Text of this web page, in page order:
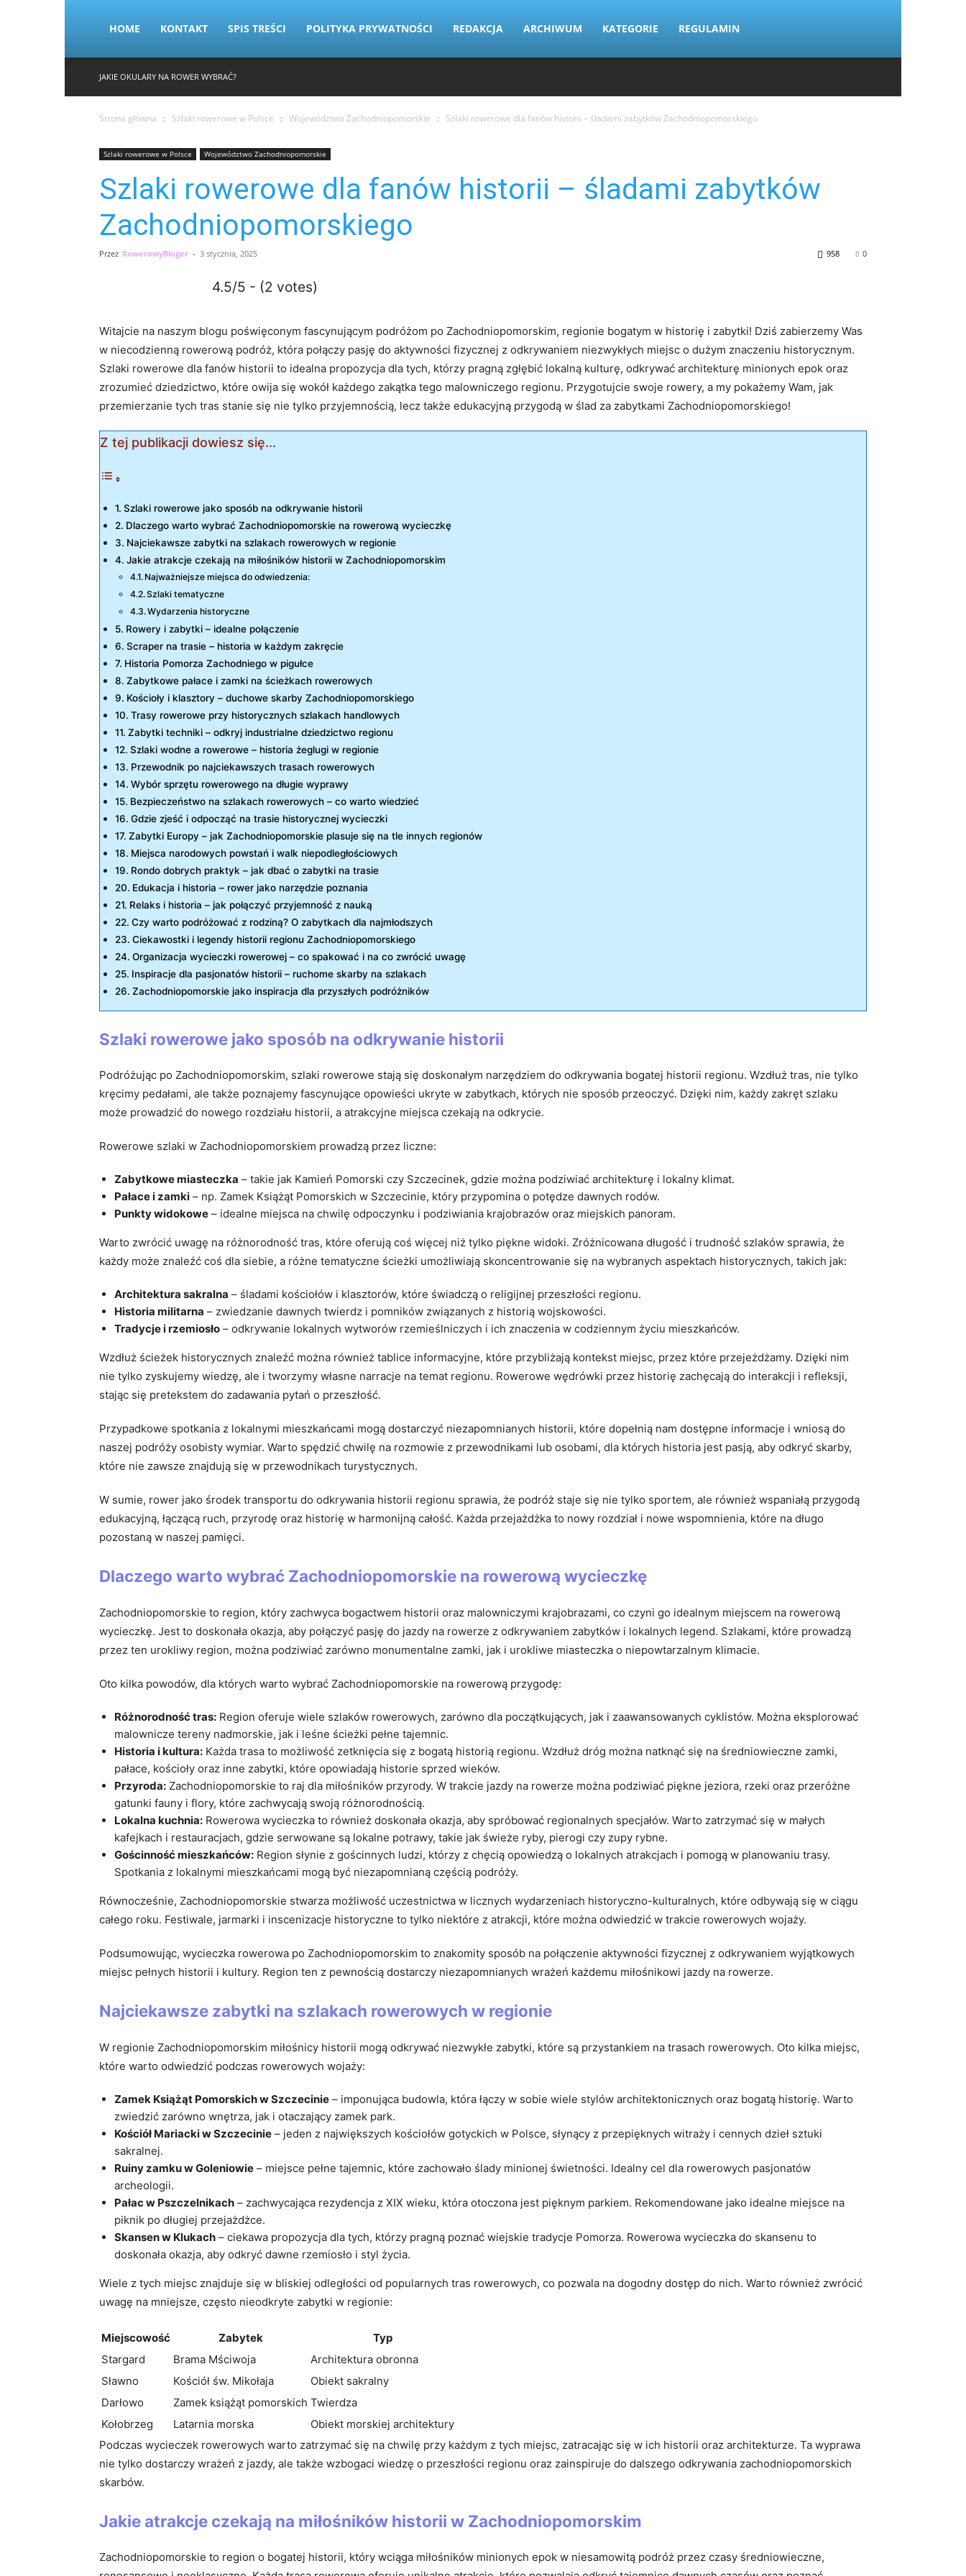
HOME KONTAKT SPIS TREŚCI POLITYKA PRYWATNOŚCI REDAKCJA ARCHIWUM KATEGORIE REGULAMIN
JAKIE OKULARY NA ROWER WYBRAĆ?
Strona główna Szlaki rowerowe w Polsce Województwo Zachodniopomorskie Szlaki rowerowe dla fanów historii – śladami zabytków Zachodniopomorskiego
Szlaki rowerowe w Polsce Województwo Zachodniopomorskie
Szlaki rowerowe dla fanów historii – śladami zabytków
Zachodniopomorskiego
Przez RowerowyBloger - 3 stycznia, 2025 0
958
4.5/5 - (2 votes)
Witajcie na naszym blogu poświęconym fascynującym podróżom po Zachodniopomorskim, regionie bogatym w historię i zabytki! Dziś zabierzemy Was
w niecodzienną rowerową podróż, która połączy pasję do aktywności fizycznej z odkrywaniem niezwykłych miejsc o dużym znaczeniu historycznym.
Szlaki rowerowe dla fanów historii to idealna propozycja dla tych, którzy pragną zgłębić lokalną kulturę, odkrywać architekturę minionych epok oraz
zrozumieć dziedzictwo, które owija się wokół każdego zakątka tego malowniczego regionu. Przygotujcie swoje rowery, a my pokażemy Wam, jak
przemierzanie tych tras stanie się nie tylko przyjemnością, lecz także edukacyjną przygodą w ślad za zabytkami Zachodniopomorskiego!
Z tej publikacji dowiesz się...
Szlaki rowerowe jako sposób na odkrywanie historii
Dlaczego warto wybrać Zachodniopomorskie na rowerową wycieczkę
Najciekawsze zabytki na szlakach rowerowych w regionie
Jakie atrakcje czekają na miłośników historii w Zachodniopomorskim
Najważniejsze miejsca do odwiedzenia:
Szlaki tematyczne
Wydarzenia historyczne
Rowery i zabytki – idealne połączenie
Scraper na trasie – historia w każdym zakręcie
Historia Pomorza Zachodniego w pigułce
Zabytkowe pałace i zamki na ścieżkach rowerowych
Kościoły i klasztory – duchowe skarby Zachodniopomorskiego
Trasy rowerowe przy historycznych szlakach handlowych
Zabytki techniki – odkryj industrialne dziedzictwo regionu
Szlaki wodne a rowerowe – historia żeglugi w regionie
Przewodnik po najciekawszych trasach rowerowych
Wybór sprzętu rowerowego na długie wyprawy
Bezpieczeństwo na szlakach rowerowych – co warto wiedzieć
Gdzie zjeść i odpocząć na trasie historycznej wycieczki
Zabytki Europy – jak Zachodniopomorskie plasuje się na tle innych regionów
Miejsca narodowych powstań i walk niepodległościowych
Rondo dobrych praktyk – jak dbać o zabytki na trasie
Edukacja i historia – rower jako narzędzie poznania
Relaks i historia – jak połączyć przyjemność z nauką
Czy warto podróżować z rodziną? O zabytkach dla najmłodszych
Ciekawostki i legendy historii regionu Zachodniopomorskiego
Organizacja wycieczki rowerowej – co spakować i na co zwrócić uwagę
Inspiracje dla pasjonatów historii – ruchome skarby na szlakach
Zachodniopomorskie jako inspiracja dla przyszłych podróżników
Szlaki rowerowe jako sposób na odkrywanie historii
Podróżując po Zachodniopomorskim, szlaki rowerowe stają się doskonałym narzędziem do odkrywania bogatej historii regionu. Wzdłuż tras, nie tylko
kręcimy pedałami, ale także poznajemy fascynujące opowieści ukryte w zabytkach, których nie sposób przeoczyć. Dzięki nim, każdy zakręt szlaku
może prowadzić do nowego rozdziału historii, a atrakcyjne miejsca czekają na odkrycie.
Rowerowe szlaki w Zachodniopomorskiem prowadzą przez liczne:
Zabytkowe miasteczka – takie jak Kamień Pomorski czy Szczecinek, gdzie można podziwiać architekturę i lokalny klimat.
Pałace i zamki – np. Zamek Książąt Pomorskich w Szczecinie, który przypomina o potędze dawnych rodów.
Punkty widokowe – idealne miejsca na chwilę odpoczynku i podziwiania krajobrazów oraz miejskich panoram.
Warto zwrócić uwagę na różnorodność tras, które oferują coś więcej niż tylko piękne widoki. Zróżnicowana długość i trudność szlaków sprawia, że
każdy może znaleźć coś dla siebie, a różne tematyczne ścieżki umożliwiają skoncentrowanie się na wybranych aspektach historycznych, takich jak:
Architektura sakralna – śladami kościołów i klasztorów, które świadczą o religijnej przeszłości regionu.
Historia militarna – zwiedzanie dawnych twierdz i pomników związanych z historią wojskowości.
Tradycje i rzemiosło – odkrywanie lokalnych wytworów rzemieślniczych i ich znaczenia w codziennym życiu mieszkańców.
Wzdłuż ścieżek historycznych znaleźć można również tablice informacyjne, które przybliżają kontekst miejsc, przez które przejeżdżamy. Dzięki nim
nie tylko zyskujemy wiedzę, ale i tworzymy własne narracje na temat regionu. Rowerowe wędrówki przez historię zachęcają do interakcji i refleksji,
stając się pretekstem do zadawania pytań o przeszłość.
Przypadkowe spotkania z lokalnymi mieszkańcami mogą dostarczyć niezapomnianych historii, które dopełnią nam dostępne informacje i wniosą do
naszej podróży osobisty wymiar. Warto spędzić chwilę na rozmowie z przewodnikami lub osobami, dla których historia jest pasją, aby odkryć skarby,
które nie zawsze znajdują się w przewodnikach turystycznych.
W sumie, rower jako środek transportu do odkrywania historii regionu sprawia, że podróż staje się nie tylko sportem, ale również wspaniałą przygodą
edukacyjną, łączącą ruch, przyrodę oraz historię w harmonijną całość. Każda przejażdżka to nowy rozdział i nowe wspomnienia, które na długo
pozostaną w naszej pamięci.
Dlaczego warto wybrać Zachodniopomorskie na rowerową wycieczkę
Zachodniopomorskie to region, który zachwyca bogactwem historii oraz malowniczymi krajobrazami, co czyni go idealnym miejscem na rowerową
wycieczkę. Jest to doskonała okazja, aby połączyć pasję do jazdy na rowerze z odkrywaniem zabytków i lokalnych legend. Szlakami, które prowadzą
przez ten urokliwy region, można podziwiać zarówno monumentalne zamki, jak i urokliwe miasteczka o niepowtarzalnym klimacie.
Oto kilka powodów, dla których warto wybrać Zachodniopomorskie na rowerową przygodę:
Różnorodność tras: Region oferuje wiele szlaków rowerowych, zarówno dla początkujących, jak i zaawansowanych cyklistów. Można eksplorować
malownicze tereny nadmorskie, jak i leśne ścieżki pełne tajemnic.
Historia i kultura: Każda trasa to możliwość zetknięcia się z bogatą historią regionu. Wzdłuż dróg można natknąć się na średniowieczne zamki,
pałace, kościoły oraz inne zabytki, które opowiadają historie sprzed wieków.
Przyroda: Zachodniopomorskie to raj dla miłośników przyrody. W trakcie jazdy na rowerze można podziwiać piękne jeziora, rzeki oraz przeróżne
gatunki fauny i flory, które zachwycają swoją różnorodnością.
Lokalna kuchnia: Rowerowa wycieczka to również doskonała okazja, aby spróbować regionalnych specjałów. Warto zatrzymać się w małych
kafejkach i restauracjach, gdzie serwowane są lokalne potrawy, takie jak świeże ryby, pierogi czy zupy rybne.
Gościnność mieszkańców: Region słynie z gościnnych ludzi, którzy z chęcią opowiedzą o lokalnych atrakcjach i pomogą w planowaniu trasy.
Spotkania z lokalnymi mieszkańcami mogą być niezapomnianą częścią podróży.
Równocześnie, Zachodniopomorskie stwarza możliwość uczestnictwa w licznych wydarzeniach historyczno-kulturalnych, które odbywają się w ciągu
całego roku. Festiwale, jarmarki i inscenizacje historyczne to tylko niektóre z atrakcji, które można odwiedzić w trakcie rowerowych wojaży.
Podsumowując, wycieczka rowerowa po Zachodniopomorskim to znakomity sposób na połączenie aktywności fizycznej z odkrywaniem wyjątkowych
miejsc pełnych historii i kultury. Region ten z pewnością dostarczy niezapomnianych wrażeń każdemu miłośnikowi jazdy na rowerze.
Najciekawsze zabytki na szlakach rowerowych w regionie
W regionie Zachodniopomorskim miłośnicy historii mogą odkrywać niezwykłe zabytki, które są przystankiem na trasach rowerowych. Oto kilka miejsc,
które warto odwiedzić podczas rowerowych wojaży:
Zamek Książąt Pomorskich w Szczecinie – imponująca budowla, która łączy w sobie wiele stylów architektonicznych oraz bogatą historię. Warto
zwiedzić zarówno wnętrza, jak i otaczający zamek park.
Kościół Mariacki w Szczecinie – jeden z największych kościołów gotyckich w Polsce, słynący z przepięknych witraży i cennych dzieł sztuki
sakralnej.
Ruiny zamku w Goleniowie – miejsce pełne tajemnic, które zachowało ślady minionej świetności. Idealny cel dla rowerowych pasjonatów
archeologii.
Pałac w Pszczelnikach – zachwycająca rezydencja z XIX wieku, która otoczona jest pięknym parkiem. Rekomendowane jako idealne miejsce na
piknik po długiej przejażdżce.
Skansen w Klukach – ciekawa propozycja dla tych, którzy pragną poznać wiejskie tradycje Pomorza. Rowerowa wycieczka do skansenu to
doskonała okazja, aby odkryć dawne rzemiosło i styl życia.
Wiele z tych miejsc znajduje się w bliskiej odległości od popularnych tras rowerowych, co pozwala na dogodny dostęp do nich. Warto również zwrócić
uwagę na mniejsze, często nieodkryte zabytki w regionie:
Miejscowość Zabytek
Typ
Stargard
Brama Mściwoja
Architektura obronna
Sławno
Kościół św. Mikołaja
Obiekt sakralny
Darłowo
Zamek książąt pomorskich Twierdza
Kołobrzeg
Latarnia morska
Obiekt morskiej architektury
Podczas wycieczek rowerowych warto zatrzymać się na chwilę przy każdym z tych miejsc, zatracając się w ich historii oraz architekturze. Ta wyprawa
nie tylko dostarczy wrażeń z jazdy, ale także wzbogaci wiedzę o przeszłości regionu oraz zainspiruje do dalszego odkrywania zachodniopomorskich
skarbów.
Jakie atrakcje czekają na miłośników historii w Zachodniopomorskim
Zachodniopomorskie to region o bogatej historii, który wciąga miłośników minionych epok w niesamowitą podróż przez czasy średniowieczne,